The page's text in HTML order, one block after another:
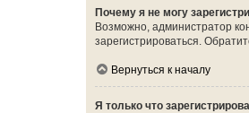
Почему я не могу
Возможно, администратор
зарегистрироваться.
Вернуться к началу
Я только что